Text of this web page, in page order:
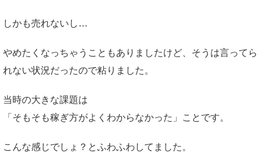
しかも売れないし…
やめたくなっちゃうこともありましたけど、そうは言ってら
れない状況だったので粘りました。
当時の大きな課題は
「そもそも稼ぎ方がよくわからなかった」ことです。
こんな感じでしょ？とふわふわしてました。